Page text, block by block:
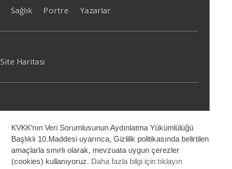
KVKK'nın Veri Sorumlusunun Aydınlatma Yükümlülüğü
Başlıklı 10.Maddesi uyarınca, Gizlilik politikasında belirtilen
amaçlarla sınırlı olarak, mevzuata uygun çerezler
(cookies) kullanıyoruz. Daha fazla bilgi için tıklayın
Sağlık Portre Yazarlar
Site Haritası